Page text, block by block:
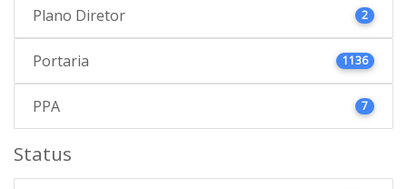
Plano Diretor 2
Portaria 1136
PPA 7
Status